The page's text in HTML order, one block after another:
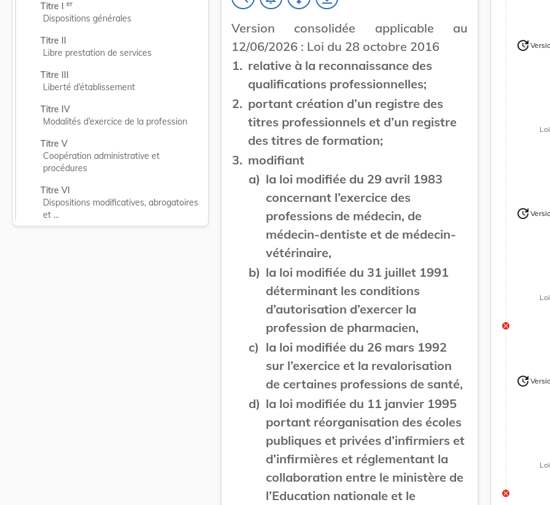
Titre I er
Dispositions générales
Titre II
Libre prestation de services
Titre III
Liberté d’établissement
Titre IV
Modalités d’exercice de la profession
Titre V
Coopération administrative et
procédures
Titre VI
Dispositions modificatives, abrogatoires
et ...
Version consolidée applicable au
12/06/2026 : Loi du 28 octobre 2016
1. relative à la reconnaissance des
qualifications professionnelles;
2. portant création d’un registre des
titres professionnels et d’un registre
des titres de formation;
3. modifiant
a) la loi modifiée du 29 avril 1983
concernant l’exercice des
professions de médecin, de
médecin-dentiste et de médecin-
vétérinaire,
b) la loi modifiée du 31 juillet 1991
déterminant les conditions
d’autorisation d’exercer la
profession de pharmacien,
c) la loi modifiée du 26 mars 1992
sur l’exercice et la revalorisation
de certaines professions de santé,
d) la loi modifiée du 11 janvier 1995
portant réorganisation des écoles
publiques et privées d’infirmiers et
d’infirmières et réglementant la
collaboration entre le ministère de
l’Education nationale et le
update
update
update